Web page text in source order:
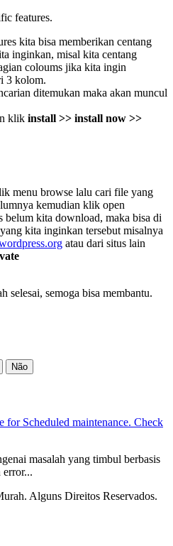
features.
kita bisa memberikan centang
inginkan, misal kita centang
coloums jika kita ingin
3 kolom.
ditemukan maka akan muncul
klik install >> install now >>
menu browse lalu cari file yang
kemudian klik open
belum kita download, maka bisa di
kita inginkan tersebut misalnya
atau dari situs lain
selesai, semoga bisa membantu.
Não
for Scheduled maintenance. Check
masalah yang timbul berbasis
error...
Alguns Direitos Reservados.